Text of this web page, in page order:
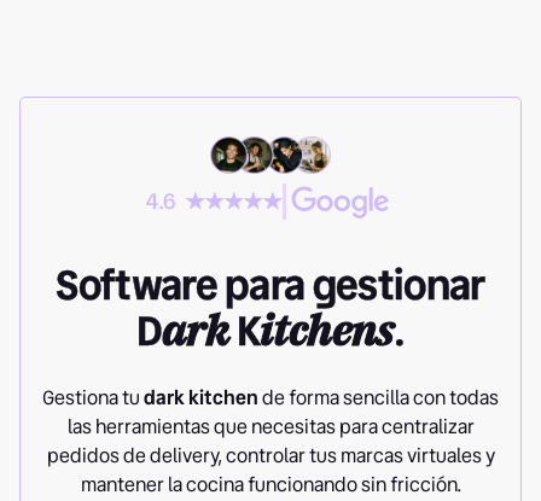
4.6
Software para gestionar
DarkKitchens.
Gestiona tudark kitchende forma sencilla con todas
las herramientas que necesitas para centralizar
pedidos de delivery, controlar tus marcas virtuales y
mantener la cocina funcionando sin fricción.